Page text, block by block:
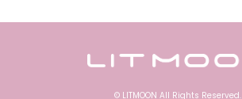
© LITMOON All Rights Reserved.